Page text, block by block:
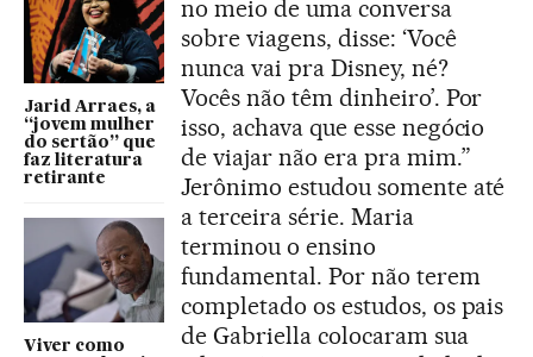
Jarid Arraes, a
“jovem mulher
do sertão” que
faz literatura
retirante
Viver como
no meio de uma conversa
sobre viagens, disse: ‘Você
nunca vai pra Disney, né?
Vocês não têm dinheiro’. Por
isso, achava que esse negócio
de viajar não era pra mim.”
Jerônimo estudou somente até
a terceira série. Maria
terminou o ensino
fundamental. Por não terem
completado os estudos, os pais
de Gabriella colocaram sua